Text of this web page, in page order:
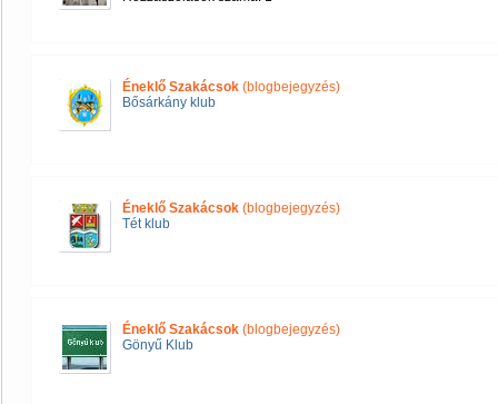
Éneklő Szakácsok (blogbejegyzés)
Bősárkány klub
Éneklő Szakácsok (blogbejegyzés)
Tét klub
Éneklő Szakácsok (blogbejegyzés)
Gönyű Klub